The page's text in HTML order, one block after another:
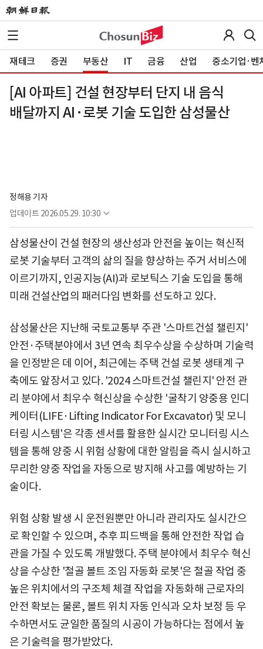
재테크 증권 부동산 IT 금융 산업 중소기업·벤
[AI 아파트] 건설 현장부터 단지 내 음식
배달까지 AI·로봇 기술 도입한 삼성물산
정해용 기자
업데이트 2026.05.29. 10:30
삼성물산이 건설 현장의 생산성과 안전을 높이는 혁신적
로봇 기술부터 고객의 삶의 질을 향상하는 주거 서비스에
이르기까지, 인공지능(AI)과 로보틱스 기술 도입을 통해
미래 건설산업의 패러다임 변화를 선도하고 있다.
삼성물산은 지난해 국토교통부 주관 '스마트건설 챌린지'
안전·주택분야에서 3년 연속 최우수상을 수상하며 기술력
을 인정받은 데 이어, 최근에는 주택 건설 로봇 생태계 구
축에도 앞장서고 있다. '2024 스마트건설 챌린지' 안전 관
리 분야에서 최우수 혁신상을 수상한 '굴착기 양중용 인디
케이터(LIFE·Lifting Indicator For Excavator) 및 모니
터링 시스템'은 각종 센서를 활용한 실시간 모니터링 시스
템을 통해 양중 시 위험 상황에 대한 알림을 즉시 실시하고
무리한 양중 작업을 자동으로 방지해 사고를 예방하는 기
술이다.
위험 상황 발생 시 운전원뿐만 아니라 관리자도 실시간으
로 확인할 수 있으며, 추후 피드백을 통해 안전한 작업 습
관을 가질 수 있도록 개발했다. 주택 분야에서 최우수 혁신
상을 수상한 '철골 볼트 조임 자동화 로봇'은 철골 작업 중
높은 위치에서의 구조체 체결 작업을 자동화해 근로자의
안전 확보는 물론, 볼트 위치 자동 인식과 오차 보정 등 우
수하면서도 균일한 품질의 시공이 가능하다는 점에서 높
은 기술력을 평가받았다.